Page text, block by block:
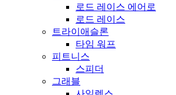
로드 레이스 에어로
로드 레이스
트라이애슬론
타임 워프
피트니스
스피더
그래블